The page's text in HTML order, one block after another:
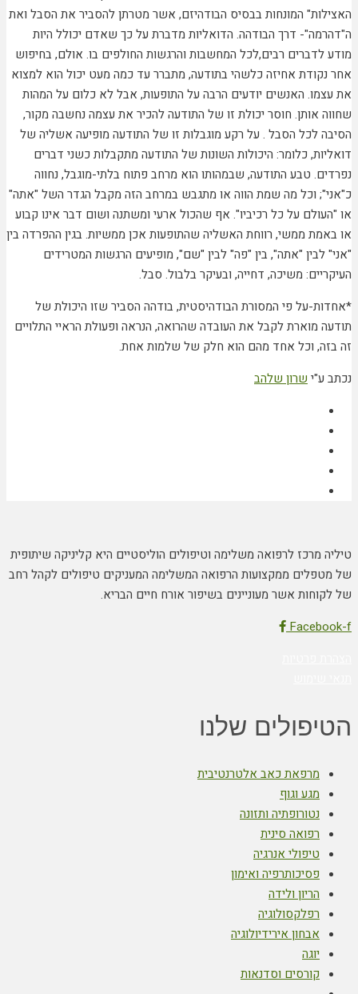
המונחות בבסיס הבודהיזם, אשר מטרתן להסביר את הסבל ואת
דרך הבודהה. הדואליות מדברת על כך שאדם יכולל היות
רבים,לכל המחשבות והרגשות החולפים בו. אולם, בחיפוש
אחיזה כלשהי בתודעה, מתברר עד כמה מעט יכול הוא למצוא
האנשים יודעים הרבה על התופעות, אבל לא כלום על המהות
אותן. חוסר יכולת זו של התודעה להכיר את עצמה נחשבה מקור,
לכל הסבל . על רקע מוגבלות זו של התודעה מופיעה אשליה של
כלומר: היכולות השונות של התודעה מתקבלות כשני דברים
טבע התודעה, שבמהותו הוא מרחב פתוח בלתי-מוגבל, נחווה
וכל מה שמת הווה או מתגבש במרחב הזה מקבל הגדר השל "אתה"
על כל רכיביו". אף שהכול ארעי ומשתנה ושום דבר אינו קבוע
ממשי, רווחת האשליה שהתופעות אכן ממשיות. בגין ההפרדה בין
"אתה", בין "פה" לבין "שם", מופיעים הרגשות המטרידים
משיכה, דחייה, ובעיקר בלבול. סבל.
על פי המסורת הבודהיסטית, בודהה הסביר שזו היכולת של
מוארת לקבל את העובדה שהרואה, הנראה ופעולת הראיי התלויים
וכל אחד מהם הוא חלק של שלמות אחת.
שרון שלהב
מרכז לרפואה משלימה וטיפולים הוליסטיים היא קליניקה שיתופית
ממקצועות הרפואה המשלימה המעניקים טיפולים לקהל רחב
אשר מעוניינים בשיפור אורח חיים הבריא.
שלנו
מרפאת כאב אלטרנטיבית
מגע וגוף
נטורופתיה ותזונה
רפואה סינית
טיפולי אנרגיה
פסיכותרפיה ואימון
הריון ולידה
רפלקסולוגיה
אבחון אירידיולוגיה
קורסים וסדנאות